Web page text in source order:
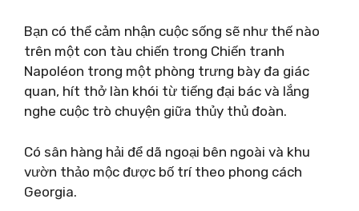
Bạn có thể cảm nhận cuộc sống sẽ như thế nào
trên một con tàu chiến trong Chiến tranh
Napoléon trong một phòng trưng bày đa giác
quan, hít thở làn khói từ tiếng đại bác và lắng
nghe cuộc trò chuyện giữa thủy thủ đoàn.
Có sân hàng hải để dã ngoại bên ngoài và khu
vườn thảo mộc được bố trí theo phong cách
Georgia.